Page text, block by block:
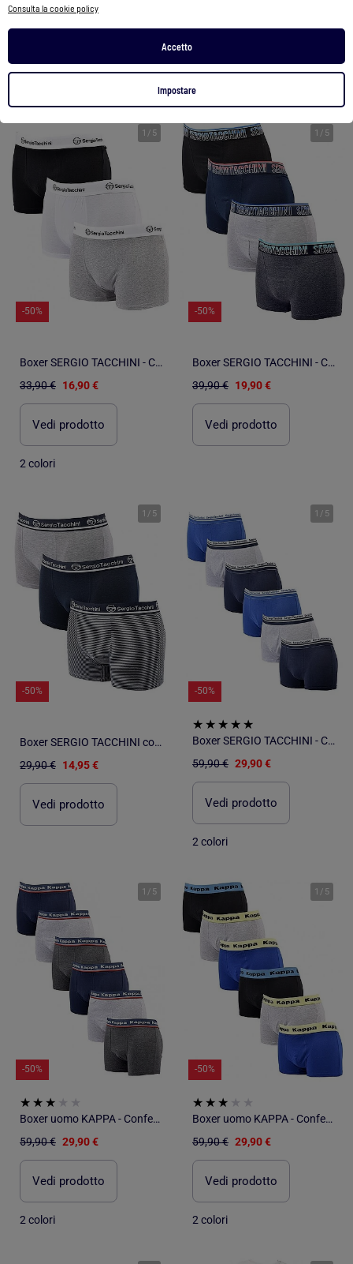
Consulta la cookie policy
Accetto
Impostare
69,90 € 34,90 €
1 / 5
-50%
Boxer SERGIO TACCHINI - Confezione da 3
33,90 € 16,90 €
Vedi prodotto
2 colori
1 / 5
-50%
Boxer SERGIO TACCHINI - Confezione da 4
39,90 € 19,90 €
Vedi prodotto
1 / 5
-50%
Boxer SERGIO TACCHINI confezione da 3
29,90 € 14,95 €
Vedi prodotto
1 / 5
-50%
Boxer SERGIO TACCHINI - Confezione da 6
59,90 € 29,90 €
Vedi prodotto
2 colori
1 / 5
-50%
Boxer uomo KAPPA - Confezione da 6
59,90 € 29,90 €
Vedi prodotto
2 colori
1 / 5
-50%
Boxer uomo KAPPA - Confezione da 6
59,90 € 29,90 €
Vedi prodotto
2 colori